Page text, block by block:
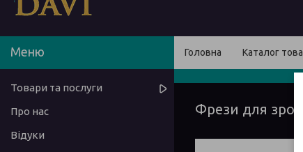
Головна Каталог
Фрези для
Товари та послуги
Про нас
Відуки